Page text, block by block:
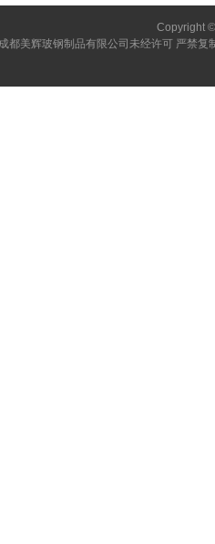
Copyright
都美辉玻钢制品有限公司未经许可 严禁